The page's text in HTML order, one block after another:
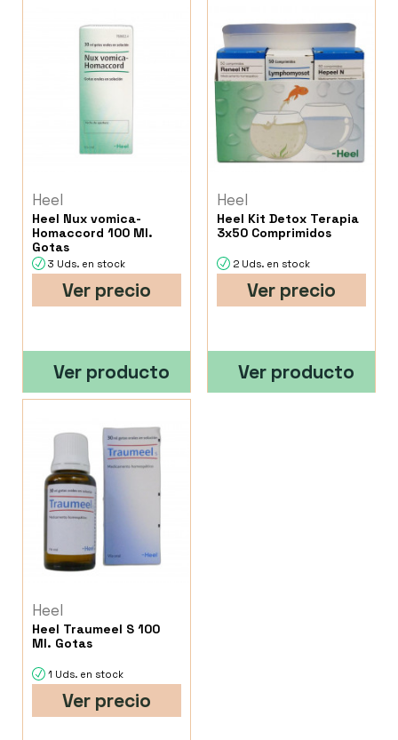
Heel
Heel Nux vomica-
Homaccord 100 Ml.
Gotas
3 Uds. en stock
Ver precio
Ver producto
Heel
Heel Kit Detox Terapia
3x50 Comprimidos
2 Uds. en stock
Ver precio
Ver producto
Heel
Heel Traumeel S 100
Ml. Gotas
1 Uds. en stock
Ver precio